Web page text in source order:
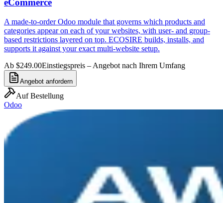
eCommerce
A made-to-order Odoo module that governs which products and
categories appear on each of your websites, with user- and group-
based restrictions layered on top. ECOSIRE builds, installs, and
supports it against your exact multi-website setup.
Ab $249.00Einstiegspreis – Angebot nach Ihrem Umfang
Angebot anfordern
Auf Bestellung
Odoo